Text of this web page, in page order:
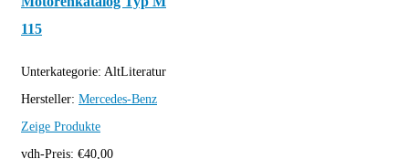
115
Unterkategorie: AltLiteratur
Hersteller: Mercedes-Benz
Zeige Produkte
vdh-Preis: €40,00